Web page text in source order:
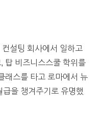
설팅 회사에서 일하고
탑 비즈니스스쿨 학위를
래스를 타고 로마에서 뉴
을 챙겨주기로 유명했